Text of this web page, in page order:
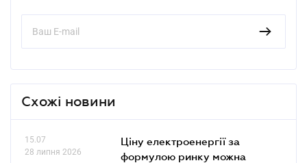
Схожі новини
15.07
28 липня 2026
Ціну електроенергії за
формулою ринку можна